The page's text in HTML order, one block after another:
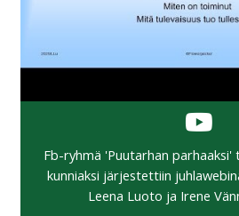
Fb-ryhmä 'Puutarhan parhaaksi'
kunniaksi järjestettiin
Leena Luoto ja Irene